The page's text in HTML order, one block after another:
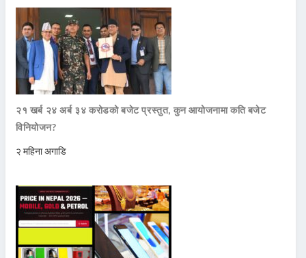
२१ खर्ब २४ अर्ब ३४ करोडको बजेट प्रस्तुत, कुन आयोजनामा कति बजेट
विनियोजन?
२ महिना अगाडि